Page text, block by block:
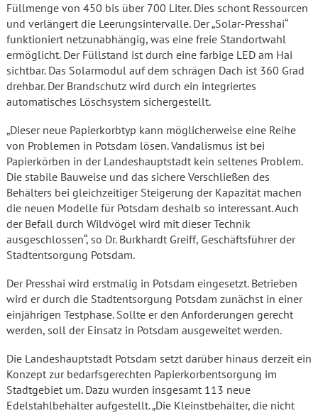
Füllmenge von 450 bis über 700 Liter. Dies schont Ressourcen
und verlängert die Leerungsintervalle. Der „Solar-Presshai“
funktioniert netzunabhängig, was eine freie Standortwahl
ermöglicht. Der Füllstand ist durch eine farbige LED am Hai
sichtbar. Das Solarmodul auf dem schrägen Dach ist 360 Grad
drehbar. Der Brandschutz wird durch ein integriertes
automatisches Löschsystem sichergestellt.
„Dieser neue Papierkorbtyp kann möglicherweise eine Reihe
von Problemen in Potsdam lösen. Vandalismus ist bei
Papierkörben in der Landeshauptstadt kein seltenes Problem.
Die stabile Bauweise und das sichere Verschließen des
Behälters bei gleichzeitiger Steigerung der Kapazität machen
die neuen Modelle für Potsdam deshalb so interessant. Auch
der Befall durch Wildvögel wird mit dieser Technik
ausgeschlossen“, so Dr. Burkhardt Greiff, Geschäftsführer der
Stadtentsorgung Potsdam.
Der Presshai wird erstmalig in Potsdam eingesetzt. Betrieben
wird er durch die Stadtentsorgung Potsdam zunächst in einer
einjährigen Testphase. Sollte er den Anforderungen gerecht
werden, soll der Einsatz in Potsdam ausgeweitet werden.
Die Landeshauptstadt Potsdam setzt darüber hinaus derzeit ein
Konzept zur bedarfsgerechten Papierkorbentsorgung im
Stadtgebiet um. Dazu wurden insgesamt 113 neue
Edelstahlbehälter aufgestellt. „Die Kleinstbehälter, die nicht